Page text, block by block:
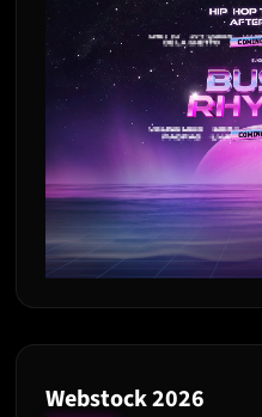
Webstock 2026